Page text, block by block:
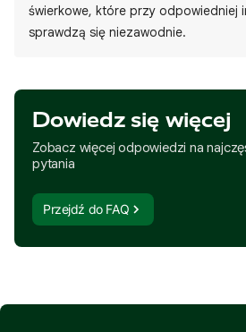
świerkowe, które przy odpowiedniej
sprawdzą się niezawodnie.
Dowiedz się więcej
Zobacz więcej odpowiedzi na
pytania
Przejdź do FAQ